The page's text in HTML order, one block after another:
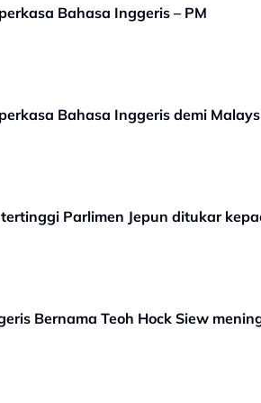
Bahasa Inggeris – PM
Bahasa Inggeris demi
Parlimen Jepun ditukar
Bernama Teoh Hock Siew